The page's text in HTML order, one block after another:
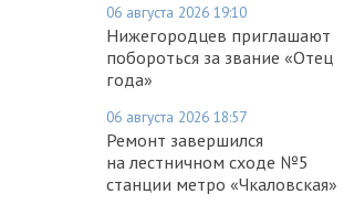
06 августа 2026 19:10
Нижегородцев приглашают
побороться за звание «Отец
года»
06 августа 2026 18:57
Ремонт завершился
на лестничном сходе №5
станции метро «Чкаловская»